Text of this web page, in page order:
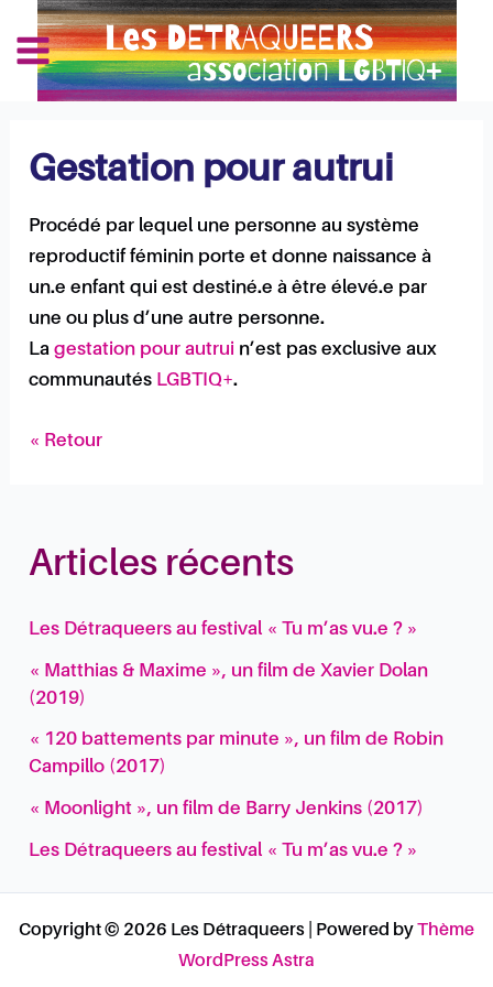
au
contenu
Main
Menu
Les Détraqueers
Gestation pour autrui
Procédé par lequel une personne au système
reproductif féminin porte et donne naissance à
un.e enfant qui est destiné.e à être élevé.e par
une ou plus d’une autre personne.
Lagestation pour autrui n’est pas exclusive aux
communautés LGBTIQ+.
« Retour
Navigation
des
articles
Articles récents
Les Détraqueers au festival « Tu m’as vu.e ? »
« Matthias & Maxime », un film de Xavier Dolan
(2019)
« 120 battements par minute », un film de Robin
Campillo (2017)
« Moonlight », un film de Barry Jenkins (2017)
Les Détraqueers au festival « Tu m’as vu.e ? »
Copyright © 2026 Les Détraqueers | Powered byThème
WordPress Astra